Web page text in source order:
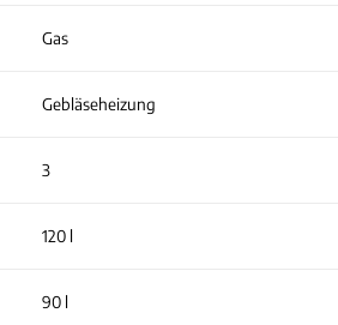
Gas
Gebläseheizung
3
120 l
90 l